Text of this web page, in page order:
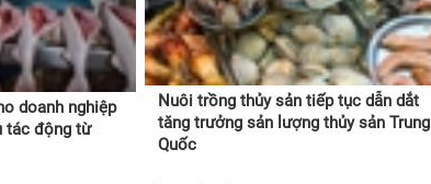
doanh nghiệp
tác động từ
Nuôi trồng thủy sản tiếp tục dẫn dắt
tăng trưởng sản lượng thủy sản Trung
Quốc